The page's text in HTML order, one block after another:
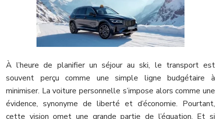
À l’heure de planifier un séjour au ski, le transport est
souvent perçu comme une simple ligne budgétaire à
minimiser. La voiture personnelle s’impose alors comme une
évidence, synonyme de liberté et d’économie. Pourtant,
cette vision omet une grande partie de l’équation. Et si